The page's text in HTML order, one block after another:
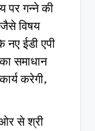
पर गन्ने की
विषय
नए ईडी एपी
समाधान
करेगी,
से श्री